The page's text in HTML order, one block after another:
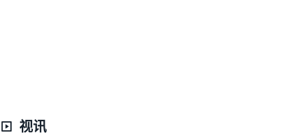
视讯